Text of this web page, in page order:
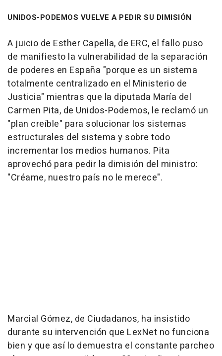
UNIDOS-PODEMOS VUELVE A PEDIR SU DIMISIÓN
A juicio de Esther Capella, de ERC, el fallo puso
de manifiesto la vulnerabilidad de la separación
de poderes en España "porque es un sistema
totalmente centralizado en el Ministerio de
Justicia" mientras que la diputada María del
Carmen Pita, de Unidos-Podemos, le reclamó un
"plan creíble" para solucionar los sistemas
estructurales del sistema y sobre todo
incrementar los medios humanos. Pita
aprovechó para pedir la dimisión del ministro:
"Créame, nuestro país no le merece".
Marcial Gómez, de Ciudadanos, ha insistido
durante su intervención que LexNet no funciona
bien y que así lo demuestra el constante parcheo